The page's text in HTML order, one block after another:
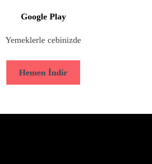
Google Play
Yemeklerle cebinizde
Hemen İndir